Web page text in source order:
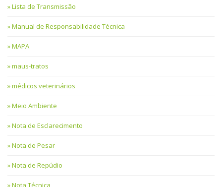
Lista de Transmissão
Manual de Responsabilidade Técnica
MAPA
maus-tratos
médicos veterinários
Meio Ambiente
Nota de Esclarecimento
Nota de Pesar
Nota de Repúdio
Nota Técnica